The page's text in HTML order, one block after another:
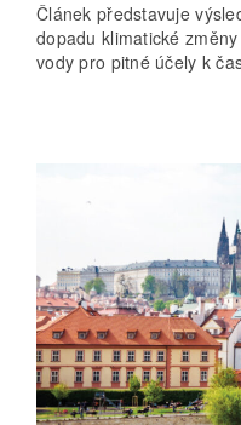
Článek představuje
dopadu klimatické
vody pro pitné účely k